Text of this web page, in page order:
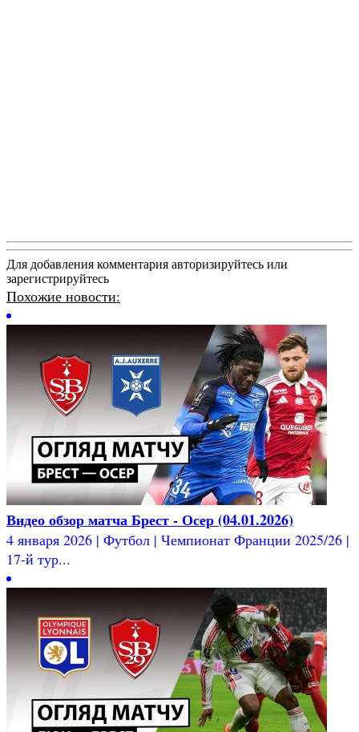
Для добавления комментария авторизируйтесь или
зарегистрируйтесь
Похожие новости:
Видео обзор матча Брест - Осер (04.01.2026)
4 января 2026 | Футбол | Чемпионат Франции 2025/26 |
17-й тур...